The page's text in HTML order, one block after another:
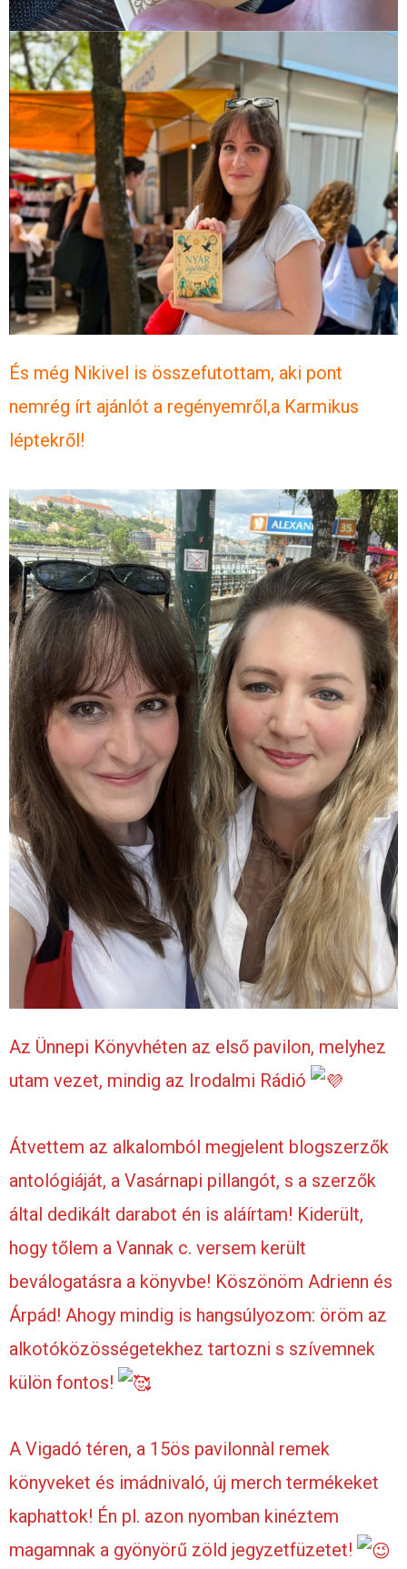
És még Nikivel is összefutottam, aki pont
nemrég írt ajánlót a regényemről,a Karmikus
léptekről!
Az Ünnepi Könyvhéten az első pavilon, melyhez
utam vezet, mindig az Irodalmi Rádió
Átvettem az alkalomból megjelent blogszerzők
antológiáját, a Vasárnapi pillangót, s a szerzők
által dedikált darabot én is aláírtam! Kiderült,
hogy tőlem a Vannak c. versem került
beválogatásra a könyvbe! Köszönöm Adrienn és
Árpád! Ahogy mindig is hangsúlyozom: öröm az
alkotóközösségetekhez tartozni s szívemnek
külön fontos!
A Vigadó téren, a 15ös pavilonnàl remek
könyveket és imádnivaló, új merch termékeket
kaphattok! Én pl. azon nyomban kinéztem
magamnak a gyönyörű zöld jegyzetfüzetet!